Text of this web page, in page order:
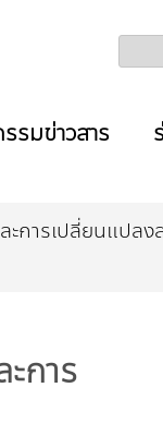
รมข่าวสาร
การเปลี่ยนแปล
การ